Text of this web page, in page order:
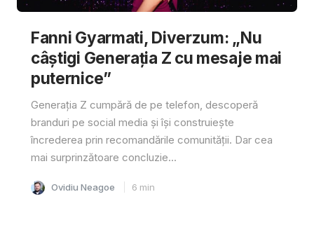
Fanni Gyarmati, Diverzum: „Nu
câștigi Generația Z cu mesaje mai
puternice”
Generația Z cumpără de pe telefon, descoperă
branduri pe social media și își construiește
încrederea prin recomandările comunității. Dar cea
mai surprinzătoare concluzie...
Ovidiu Neagoe 6 min